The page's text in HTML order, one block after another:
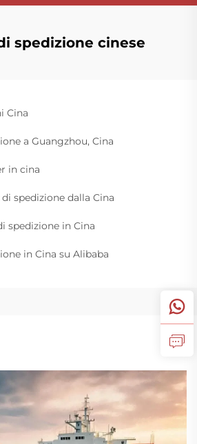
spedizione cinese
Cina
a Guangzhou, Cina
in cina
spedizione dalla Cina
spedizione in Cina
in Cina su Alibaba